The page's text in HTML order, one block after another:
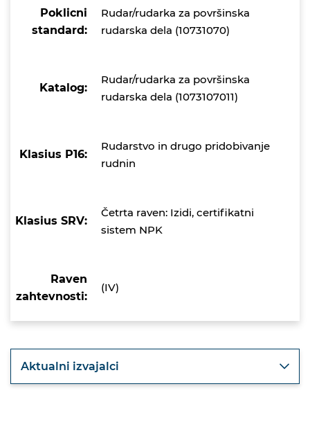
Poklicni
standard:
Rudar/rudarka za površinska
rudarska dela (10731070)
Katalog:
Rudar/rudarka za površinska
rudarska dela (1073107011)
Klasius P16:
Rudarstvo in drugo pridobivanje
rudnin
Klasius SRV:
Četrta raven: Izidi, certifikatni
sistem NPK
Raven
zahtevnosti:
(IV)
Aktualni izvajalci